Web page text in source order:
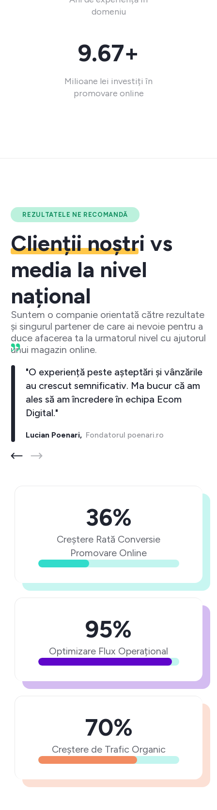
domeniu
9.67+
Milioane lei investiți în
promovare online
REZULTATELE NE RECOMANDĂ
Clienții noștri vs
media la nivel
național
Suntem o companie orientată către rezultate
și singurul partener de care ai nevoie pentru a
duce afacerea ta la urmatorul nivel cu ajutorul
unui magazin online.
"O experiență peste așteptări și vânzările
au crescut semnificativ. Ma bucur că am
ales să am încredere în echipa Ecom
Digital."
Lucian Poenari,Fondatorul poenari.ro
36%
Creștere Rată Conversie
Promovare Online
95%
Optimizare Flux Operațional
70%
Creștere de Trafic Organic